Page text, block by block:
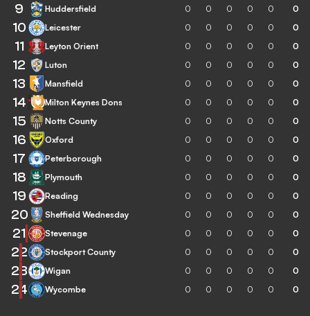
9 Huddersfield 0 0 0 0 0 0
10 Leicester 0 0 0 0 0 0
11 Leyton Orient 0 0 0 0 0 0
12 Luton 0 0 0 0 0 0
13 Mansfield 0 0 0 0 0 0
14 Milton Keynes Dons 0 0 0 0 0 0
15 Notts County 0 0 0 0 0 0
16 Oxford 0 0 0 0 0 0
17 Peterborough 0 0 0 0 0 0
18 Plymouth 0 0 0 0 0 0
19 Reading 0 0 0 0 0 0
20 Sheffield Wednesday 0 0 0 0 0 0
21 Stevenage 0 0 0 0 0 0
22 Stockport County 0 0 0 0 0 0
23 Wigan 0 0 0 0 0 0
24 Wycombe 0 0 0 0 0 0